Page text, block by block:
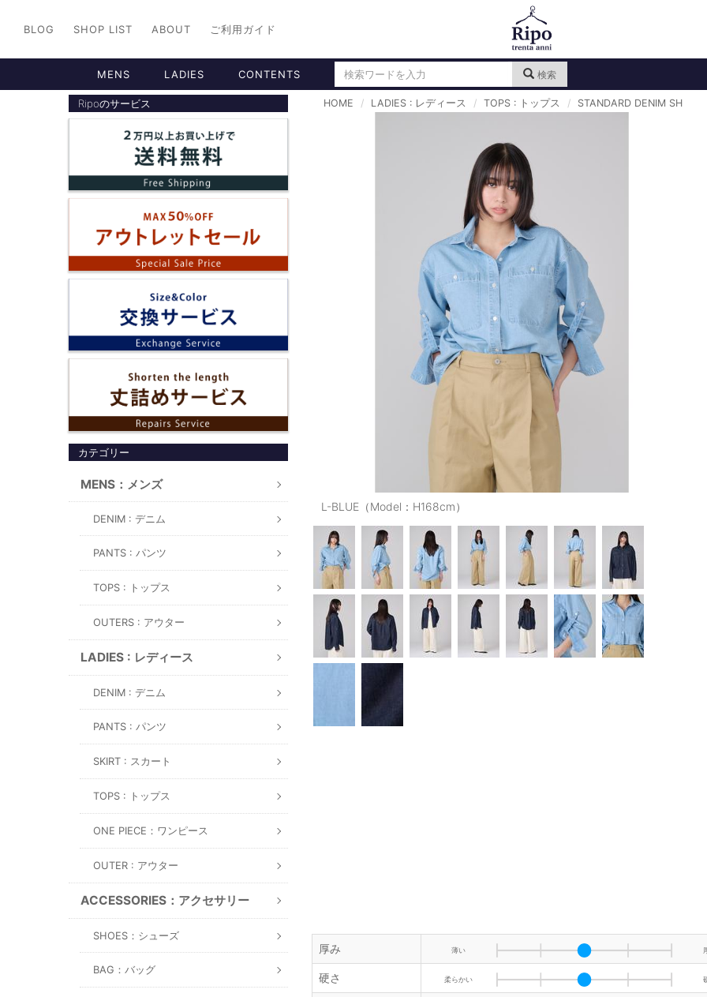
BLOG SHOP LIST ABOUT ご利用ガイド
MENS LADIES CONTENTS 検索
Ripoのサービス
カテゴリー
MENS：メンズ
DENIM : デニム
PANTS : パンツ
TOPS : トップス
OUTERS : アウター
LADIES : レディース
DENIM : デニム
PANTS : パンツ
SKIRT : スカート
TOPS : トップス
ONE PIECE：ワンピース
OUTER : アウター
ACCESSORIES：アクセサリー
SHOES：シューズ
BAG：バッグ
HOME LADIES : レディース TOPS : トップス STANDARD DENIM SH
L-BLUE（Model：H168cm）
厚み 薄い
硬さ 柔らかい